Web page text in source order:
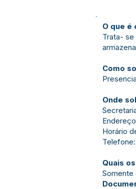
O que é
Trata-
Como
Onde
Horário
Quais
Somente